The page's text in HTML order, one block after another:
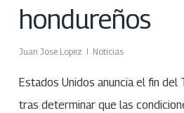
hondureños
Juan Jose Lopez Noticias
Estados Unidos anuncia el fin del
tras determinar que las